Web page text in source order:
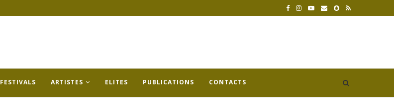
FESTIVALS ARTISTES ELITES PUBLICATIONS CONTACTS